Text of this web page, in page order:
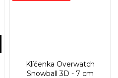
Klíčenka Overwatch
Snowball 3D - 7 cm